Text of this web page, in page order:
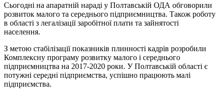
Сьогодні на апаратній нараді у Полтавській ОДА обговорили
розвиток малого та середнього підприємництва. Також роботу
в області з легалізації заробітної плати та зайнятості
населення.
З метою стабілізації показників плинності кадрів розробили
Комплексну програму розвитку малого і середнього
підприємництва на 2017-2020 роки. У Полтавській області є
потужні середні підприємства, успішно працюють малі
підприємства.